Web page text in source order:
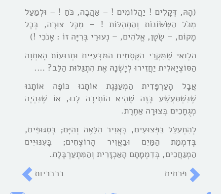
(הָהּ, דְּקָלִים ! יַהֲלוֹמִים ! – אַהֲבָה, כֹּחַ ! – וּלְמַעַל
מִכֹּל הַשְֹּשֹּוֹנוֹת וְהַתְּהִלּוֹת ! – מִכָּל צוּרָה, בְּכָל
מָקוֹם, – שָֹטָן, אֱלֹהִים, – נְעוּרֵי בְּרִיָּה זוֹ : אָנֹכִי !)
הַלְוַאי שֶׁמִּקְרֵי הַקְּסָמִים הַמַּדָּעִיִּים וּתְנוּעוֹת הָאַחֲוָה
הַסּוֹצְיָאלִית יַחֲזִירוּ לְיָשְׁנָהּ אֶת הִתְגַּלּוּת הַלֵּב? ….
אֲבָל הָעַרְפָּדִית הַמְעַנֶּגֶת אוֹתָנוּ כּוֹפָה אוֹתָנוּ
שֶׁנִּשְׁתַּעֲשֵׁעַ בָּזֶה שֶׁהִיא הוֹתִירָה לָנוּ, אוֹ שֶׁנִּהְיֶה
מְגֻחָכִים בְּצוּרָה אַחֶרֶת.
לְהִתְעַלֵּל בַּפְּצוּעִים, בָּאֲוִיר הַלֵּאֶה וְהַיָּם; בְּסִגּוּפִים,
בְּדִמְמַת הַמַּיִם וּבַאֲוִיר הָרוֹצְחִים; בָּעִנּוּיִּים
הַמְגַחֲכִים, בְּדִמְמָתָם הָאַכְזָרִית וְהַמִּתְעַרְבֶּלֶת.
פרחים
ברבריות